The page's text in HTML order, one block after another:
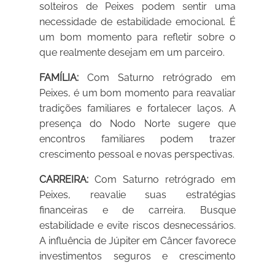
solteiros de Peixes podem sentir uma
necessidade de estabilidade emocional. É
um bom momento para refletir sobre o
que realmente desejam em um parceiro.
FAMÍLIA: Com Saturno retrógrado em
Peixes, é um bom momento para reavaliar
tradições familiares e fortalecer laços. A
presença do Nodo Norte sugere que
encontros familiares podem trazer
crescimento pessoal e novas perspectivas.
CARREIRA: Com Saturno retrógrado em
Peixes, reavalie suas estratégias
financeiras e de carreira. Busque
estabilidade e evite riscos desnecessários.
A influência de Júpiter em Câncer favorece
investimentos seguros e crescimento